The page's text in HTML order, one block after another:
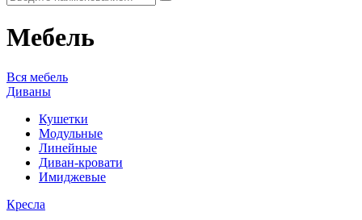
Мебель
Вся мебель
Диваны
Кушетки
Модульные
Линейные
Диван-кровати
Имиджевые
Кресла